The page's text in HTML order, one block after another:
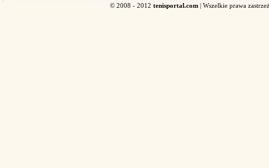
© 2008 - 2012 tenisportal.com| Wszelkie prawa